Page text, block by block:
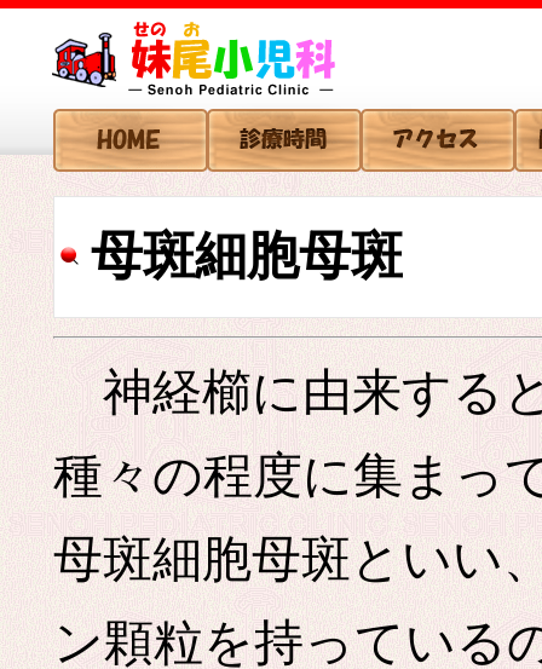
母斑細胞母斑
神経櫛に由来する
種々の程度に集まっ
母斑細胞母斑といい
ン顆粒を持っている